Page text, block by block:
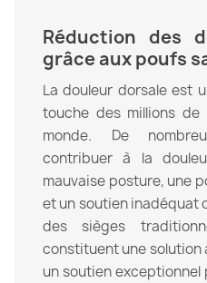
Réduction des
grâce aux poufs
La douleur dorsale est
touche des millions
monde. De
contribuer à la
mauvaise posture, une
et un soutien inadéquat
des sièges
constituent une solution
un soutien exceptionnel